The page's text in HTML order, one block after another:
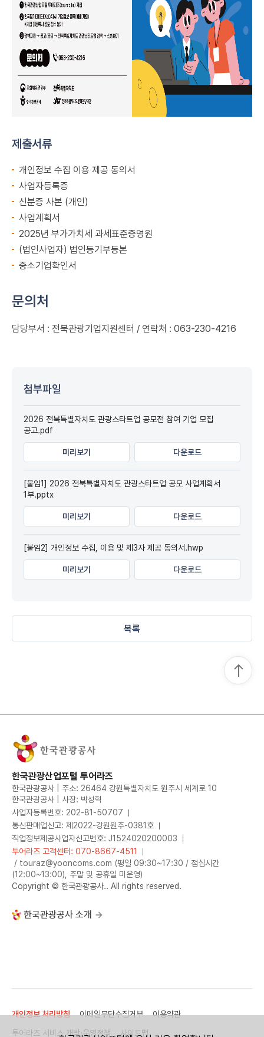
제출서류
개인정보 수집 이용 제공 동의서
사업자등록증
신분증 사본 (개인)
사업계획서
2025년 부가가치세 과세표준증명원
(법인사업자) 법인등기부등본
중소기업확인서
문의처
담당부서 : 전북관광기업지원센터 / 연락처 : 063-230-4216
첨부파일
2026 전북특별자치도 관광스타트업 공모전 참여 기업 모집
공고.pdf
미리보기 다운로드
[붙임1] 2026 전북특별자치도 관광스타트업 공모 사업계획서
1부.pptx
미리보기 다운로드
[붙임2] 개인정보 수집, 이용 및 제3자 제공 동의서.hwp
미리보기 다운로드
목록
한국관광산업포털 투어라즈
한국관광공사 | 주소: 26464 강원특별자치도 원주시 세계로 10
한국관광공사 | 사장: 박성혁
사업자등록번호: 202-81-50707
통신판매업신고: 제2022-강원원주-0381호
직업정보제공사업자신고번호: J1524020200003
투어라즈 고객센터: 070-8667-4511
/ touraz@yooncoms.com (평일 09:30~17:30 / 점심시간
(12:00~13:00), 주말 및 공휴일 미운영)
Copyright © 한국관광공사.. All rights reserved.
한국관광공사 소개
개인정보 처리방침 이메일무단수집거부
이용약관
투어라즈 서비스 개방·운영정책
사이트맵